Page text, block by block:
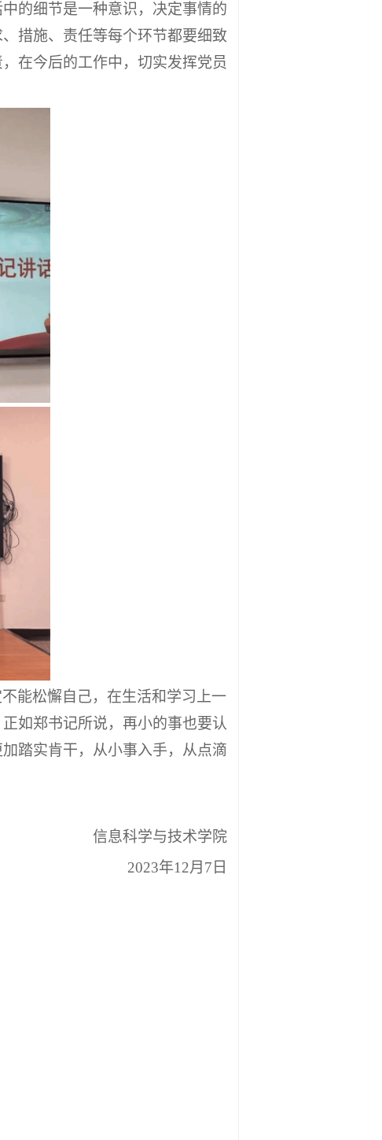
的细节是一种意识，决定事情的
措施、责任等每个环节都要细致
在今后的工作中，切实发挥党员
能松懈自己，在生活和学习上一
如郑书记所说，再小的事也要认
踏实肯干，从小事入手，从点滴
信息科学与技术学院
2023年12月7日